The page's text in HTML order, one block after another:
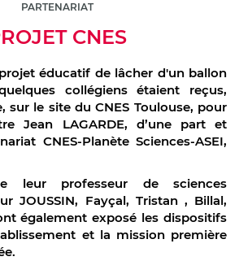
PARTENARIAT
CNES
éducatif de lâcher d'un ballon
collégiens étaient reçus,
sur le site du CNES Toulouse, pour
Jean LAGARDE, d’une part et
CNES-Planète Sciences-ASEI,
leur professeur de sciences
JOUSSIN, Fayçal, Tristan , Billal,
également exposé les dispositifs
et la mission première